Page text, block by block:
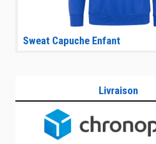
Sweat Capuche Enfant
Livraison